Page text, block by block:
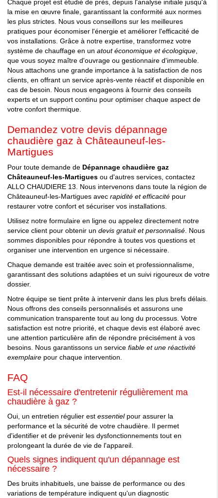
Chaque projet est étudié de près, depuis l'analyse initiale jusqu'à
la mise en œuvre finale, garantissant la conformité aux normes
les plus strictes. Nous vous conseillons sur les meilleures
pratiques pour économiser l'énergie et améliorer l'efficacité de
vos installations. Grâce à notre expertise, transformez votre
système de chauffage en un atout économique et écologique
que vous soyez maître d'ouvrage ou gestionnaire d'immeuble.
Nous attachons une grande importance à la satisfaction de nos
clients, en offrant un service après-vente réactif et disponible en
cas de besoin. Nous nous engageons à fournir des conseils
experts et un support continu pour optimiser chaque aspect de
votre confort thermique.
Demandez votre devis dépannage
chaudière gaz à Châteauneuf-les-
Martigues
Pour toute demande de Dépannage chaudière gaz
Châteauneuf-les-Martigues ou d'autres services, contactez
ALLO CHAUDIERE 13. Nous intervenons dans toute la région de
Châteauneuf-les-Martigues avec rapidité et efficacité pour
restaurer votre confort et sécuriser vos installations.
Utilisez notre formulaire en ligne ou appelez directement notre
service client pour obtenir un devis gratuit et personnalisé . Nous
sommes disponibles pour répondre à toutes vos questions et
organiser une intervention en urgence si nécessaire.
Chaque demande est traitée avec soin et professionnalisme,
garantissant des solutions adaptées et un suivi rigoureux de votre
dossier.
Notre équipe se tient prête à intervenir dans les plus brefs délais.
Nous offrons des conseils personnalisés et assurons une
communication transparente tout au long du processus. Votre
satisfaction est notre priorité, et chaque devis est élaboré avec
une attention particulière afin de répondre précisément à vos
besoins. Nous garantissons un service fiable et une réactivité
exemplaire pour chaque intervention.
FAQ
Est-il nécessaire d'entretenir régulièrement ma
chaudière à gaz ?
Oui, un entretien régulier est essentielpour assurer la
performance et la sécurité de votre chaudière. Il permet
d'identifier et de prévenir les dysfonctionnements tout en
prolongeant la durée de vie de l'appareil.
Quels signes indiquent qu'un dépannage est
nécessaire ?
Des bruits inhabituels, une baisse de performance ou des
variations de température indiquent qu'un diagnostic